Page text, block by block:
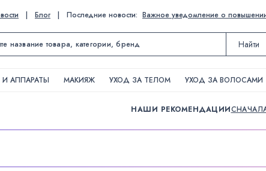
| Блог | Последние новости: Важное уведомление о
Найти
АППАРАТЫ МАКИЯЖ УХОД ЗА ТЕЛОМ УХОД ЗА ВОЛОСАМИ
НАШИ РЕКОМЕНДАЦИИ